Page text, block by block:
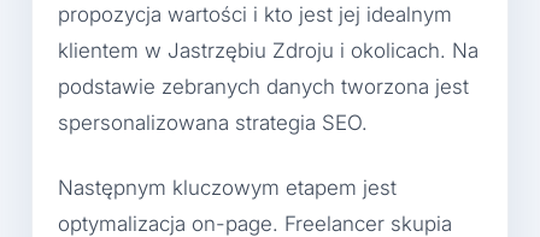
propozycja wartości i kto jest jej idealnym
klientem w Jastrzębiu Zdroju i okolicach. Na
podstawie zebranych danych tworzona jest
spersonalizowana strategia SEO.
Następnym kluczowym etapem jest
optymalizacja on-page. Freelancer skupia